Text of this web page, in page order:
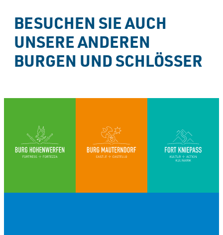
BESUCHEN SIE AUCH
UNSERE ANDEREN
BURGEN UND SCHLÖSSER